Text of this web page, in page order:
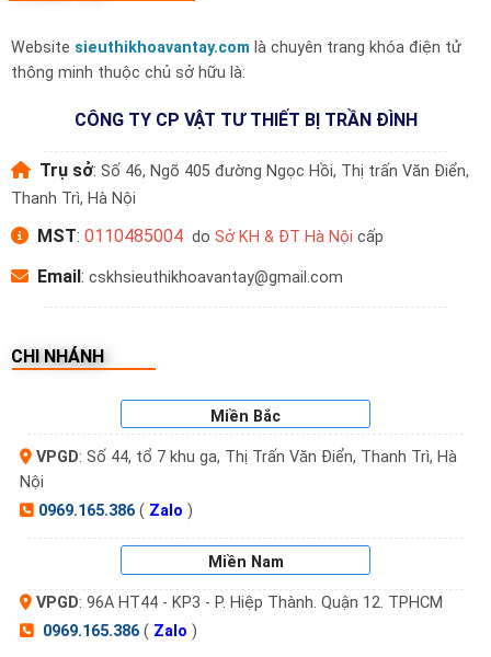
Website sieuthikhoavantay.com là chuyên trang khóa điện tử
thông minh thuộc chủ sở hữu là:
CÔNG TY CP VẬT TƯ THIẾT BỊ TRẦN ĐÌNH
Trụ sở: Số 46, Ngõ 405 đường Ngọc Hồi, Thị trấn Văn Điển,
Thanh Trì, Hà Nội
MST: 0110485004do Sở KH & ĐT Hà Nội cấp
Email : cskhsieuthikhoavantay@gmail.com
CHI NHÁNH
Miền Bắc
VPGD: Số 44, tổ 7 khu ga, Thị Trấn Văn Điển, Thanh Trì, Hà
Nội
0969.165.386( Zalo )
Miền Nam
VPGD: 96A HT44 - KP3 - P. Hiệp Thành. Quận 12. TPHCM
0969.165.386( Zalo )